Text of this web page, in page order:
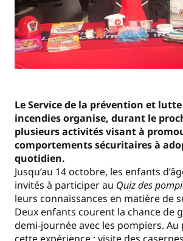
Le Service de la prévention et
incendies organise, durant le
plusieurs activités visant à
comportements sécuritaires à
quotidien.
Jusqu’au 14 octobre, les enfants
invités à participer au Quiz des
leurs connaissances en matière de
Deux enfants courent la chance de
demi-journée avec les pompiers.